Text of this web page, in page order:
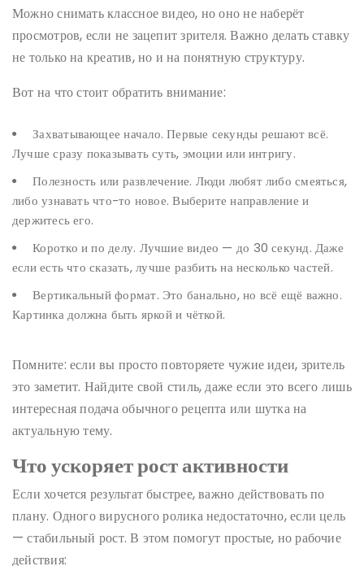
Можно снимать классное видео, но оно не наберёт
просмотров, если не зацепит зрителя. Важно делать ставку
не только на креатив, но и на понятную структуру.
Вот на что стоит обратить внимание:
Захватывающее начало. Первые секунды решают всё.
Лучше сразу показывать суть, эмоции или интригу.
Полезность или развлечение. Люди любят либо смеяться,
либо узнавать что-то новое. Выберите направление и
держитесь его.
Коротко и по делу. Лучшие видео — до 30 секунд. Даже
если есть что сказать, лучше разбить на несколько частей.
Вертикальный формат. Это банально, но всё ещё важно.
Картинка должна быть яркой и чёткой.
Помните: если вы просто повторяете чужие идеи, зритель
это заметит. Найдите свой стиль, даже если это всего лишь
интересная подача обычного рецепта или шутка на
актуальную тему.
Что ускоряет рост активности
Если хочется результат быстрее, важно действовать по
плану. Одного вирусного ролика недостаточно, если цель
— стабильный рост. В этом помогут простые, но рабочие
действия: